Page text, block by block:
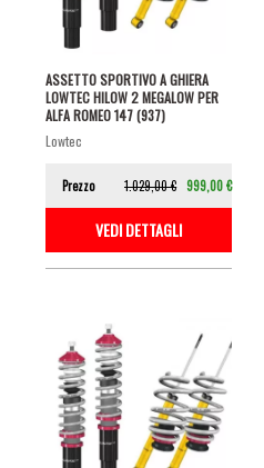
ASSETTO SPORTIVO A GHIERA
LOWTEC HILOW 2 MEGALOW PER
ALFA ROMEO 147 (937)
lowtec
Prezzo 1.029,00 € 999,00 €
VEDI DETTAGLI